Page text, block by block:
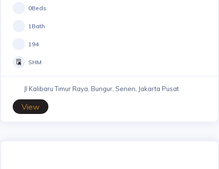
0Beds
1Bath
194
SHM
Jl Kalibaru Timur Raya, Bungur, Senen, Jakarta Pusat
View